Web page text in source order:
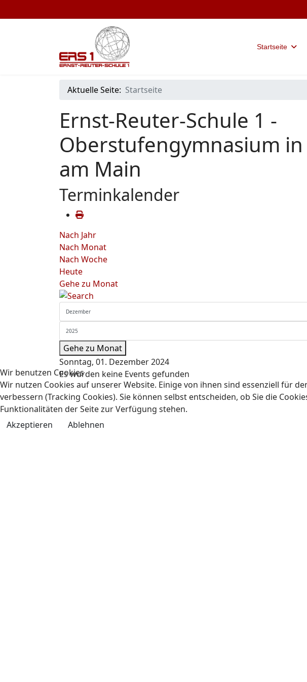
Startseite
Aktuelle Seite: Startseite
Ernst-Reuter-Schule 1 -
Oberstufengymnasium
am Main
Terminkalender
Nach Jahr
Nach Monat
Nach Woche
Heute
Gehe zu Monat
Gehe zu Monat
Sonntag, 01. Dezember 2024
Es wurden keine Events gefunden
Wir benutzen Cookies
Wir nutzen Cookies auf unserer Website. Einige von ihnen sind essenziell für
verbessern (Tracking Cookies). Sie können selbst entscheiden, ob Sie die
Funktionalitäten der Seite zur Verfügung stehen.
Akzeptieren
Ablehnen